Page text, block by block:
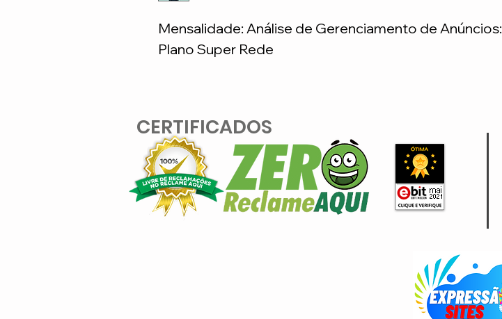
Mensalidade: Análise de Gerenciamento de Anúncios:
Plano Super Rede
CERTIFICADOS